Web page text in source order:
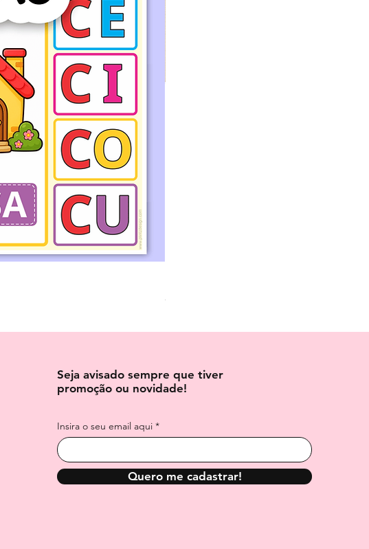
Preço normal
R$ 6,00
Seja avisado sempre que tiver
promoção ou novidade!
Insira o seu email aqui
Quero me cadastrar!